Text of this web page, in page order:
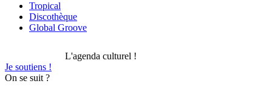
Tropical
Discothèque
Global Groove
L'agenda culturel !
Je soutiens !
On se suit ?